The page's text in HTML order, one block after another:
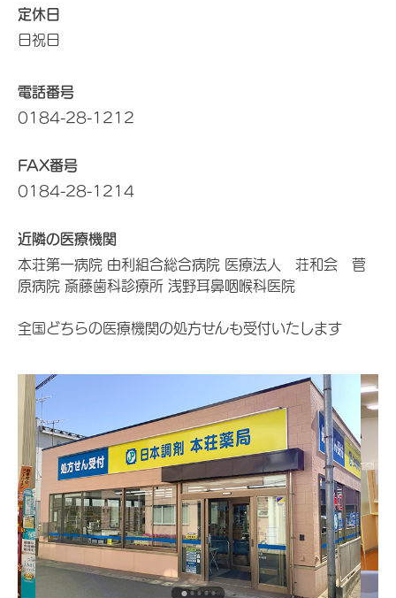
定休日
日祝日
電話番号
0184-28-1212
FAX番号
0184-28-1214
近隣の医療機関
本荘第一病院 由利組合総合病院 医療法人 荘和会 菅
原病院 斎藤歯科診療所 浅野耳鼻咽喉科医院
全国どちらの医療機関の処方せんも受付いたします